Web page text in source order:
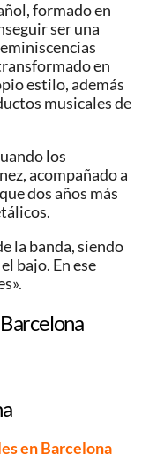
formado en
ser una
en
estilo, además
musicales de
los
acompañado a
dos años más
la banda, siendo
bajo. En ese
en Barcelona